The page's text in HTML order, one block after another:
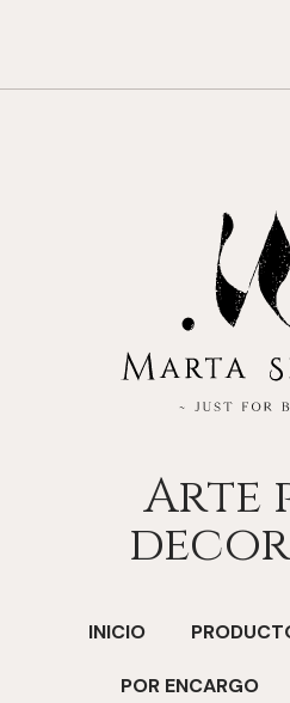
Arte
INICIO
POR ENCARGO